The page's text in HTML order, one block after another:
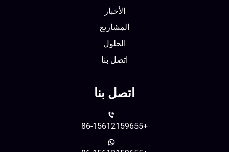
الأخبار
المشاريع
الحلول
اتصل بنا
اتصل بنا